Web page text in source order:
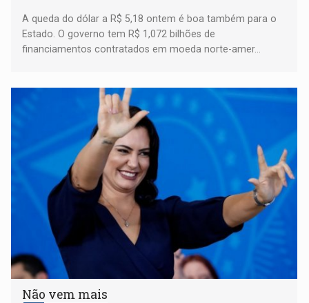
A queda do dólar a R$ 5,18 ontem é boa também para o
Estado. O governo tem R$ 1,072 bilhões de
financiamentos contratados em moeda norte-amer...
Não vem mais